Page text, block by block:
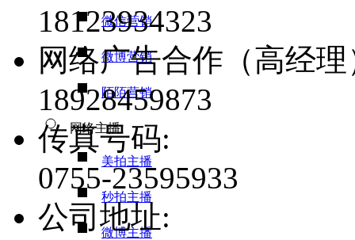
微信营销
微博营销
陌陌营销
网络主播
美拍主播
秒拍主播
微博主播
18123934323
网络广告合作（高经理
18928459873
传真号码:
0755-23595933
公司地址: